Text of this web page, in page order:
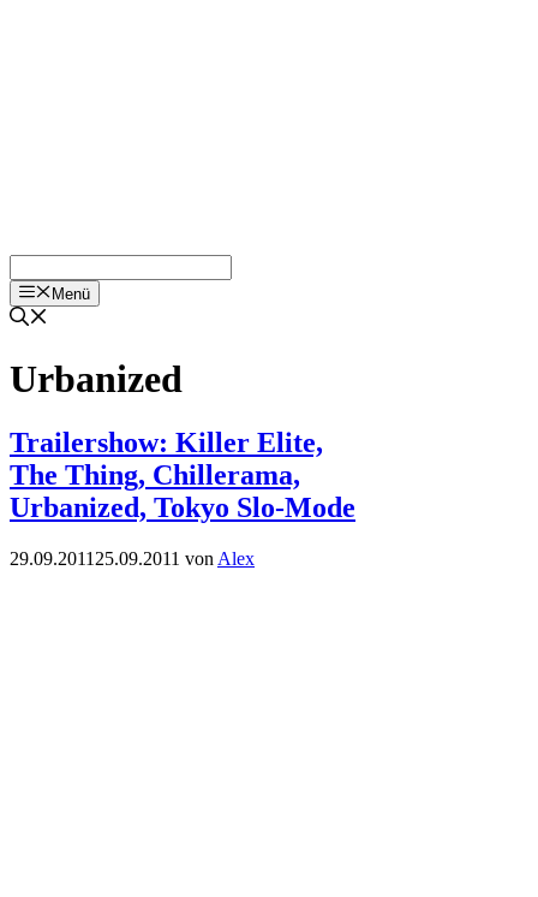
Menü
Urbanized
Trailershow: Killer Elite,
The Thing, Chillerama,
Urbanized, Tokyo Slo-Mode
29.09.2011 25.09.2011 von Alex